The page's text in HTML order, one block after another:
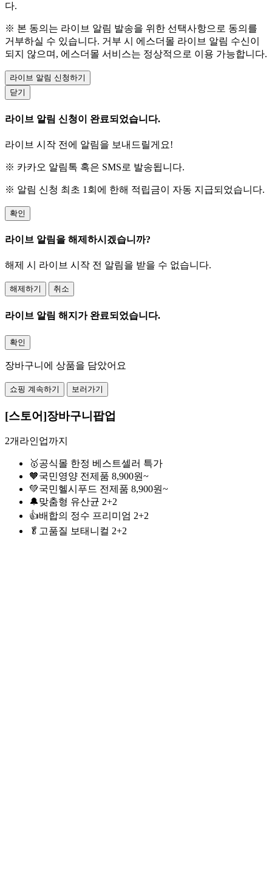
다.
※ 본 동의는 라이브 알림 발송을 위한 선택사항으로 동의를
거부하실 수 있습니다. 거부 시 에스더몰 라이브 알림 수신이
되지 않으며, 에스더몰 서비스는 정상적으로 이용 가능합니다.
라이브 알림 신청하기
닫기
라이브 알림 신청이 완료되었습니다.
라이브 시작 전에 알림을 보내드릴게요!
※ 카카오 알림톡 혹은 SMS로 발송됩니다.
※ 알림 신청 최초 1회에 한해 적립금이 자동 지급되었습니다.
확인
라이브 알림을 해제하시겠습니까?
해제 시 라이브 시작 전 알림을 받을 수 없습니다.
해제하기 취소
라이브 알림 해지가 완료되었습니다.
확인
장바구니에 상품을 담았어요
쇼핑 계속하기 보러가기
[스토어]장바구니팝업
2개라인업까지
🥇공식몰 한정 베스트셀러 특가
🧡국민영양 전제품 8,900원~
💚국민헬시푸드 전제품 8,900원~
🔔맞춤형 유산균 2+2
👍배합의 정수 프리미엄 2+2
🥬고품질 보태니컬 2+2